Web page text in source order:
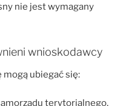
nie jest wymagany
wnioskodawcy
mogą ubiegać się:
terytorialnego,